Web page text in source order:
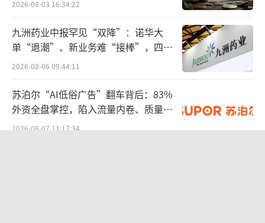
2026-08-03 16:34:22
九洲药业中报罕见“双降”：诺华大
单“退潮”、新业务难“接棒”，四大
难关待闯
2026-08-06 09:44:11
苏泊尔“AI低俗广告”翻车背后：83%
外资全盘掌控，陷入流量内卷、质量频
发的负循环
2026-08-07 11:17:34